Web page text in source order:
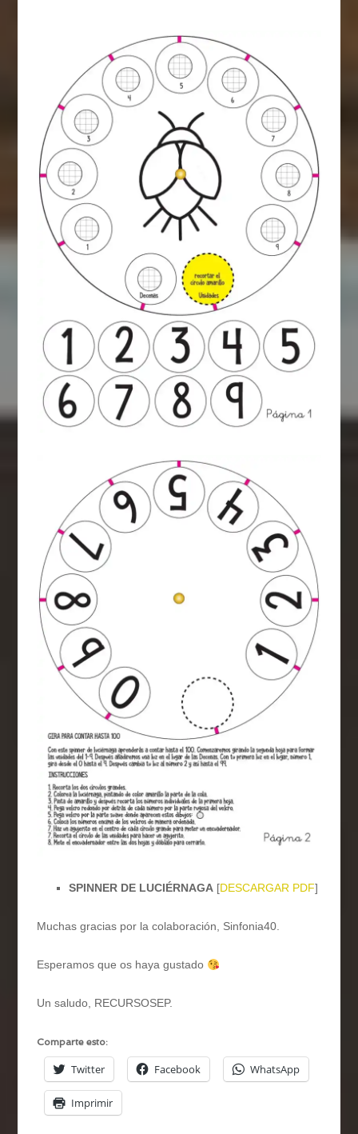
SPINNER DE LUCIÉRNAGA [DESCARGAR PDF]
Muchas gracias por la colaboración, Sinfonia40.
Esperamos que os haya gustado
Un saludo, RECURSOSEP.
Comparte esto:
Twitter Facebook WhatsApp
Imprimir